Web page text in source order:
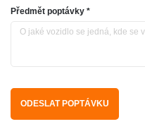
Předmět poptávky *